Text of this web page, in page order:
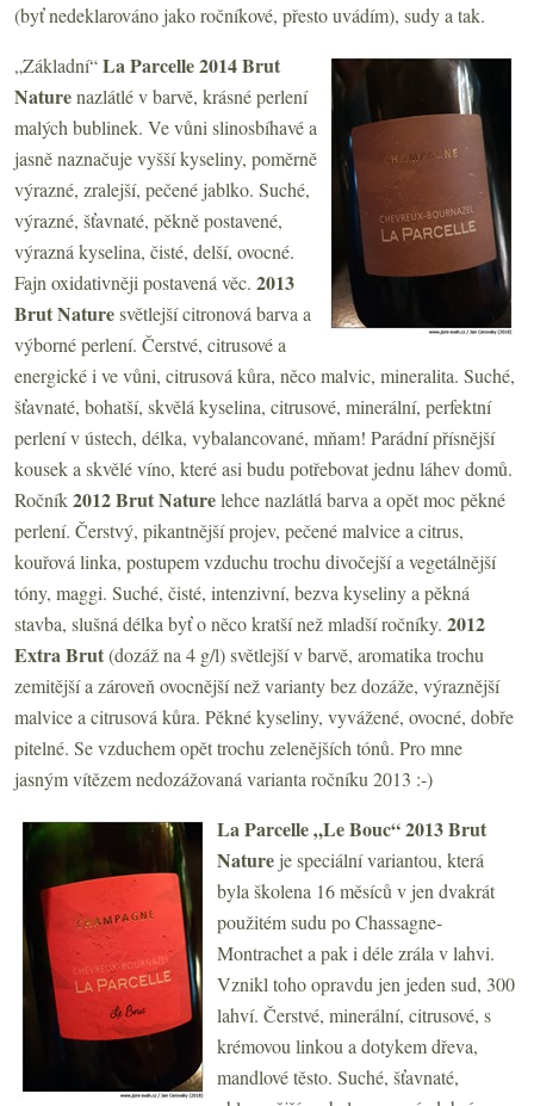
(byť nedeklarováno jako ročníkové, přesto uvádím), sudy a tak.
„Základní“La Parcelle 2014 Brut
Naturenazlátlé v barvě, krásné perlení
malých bublinek. Ve vůni slinosbíhavé a
jasně naznačuje vyšší kyseliny, poměrně
výrazné, zralejší, pečené jablko. Suché,
výrazné, šťavnaté, pěkně postavené,
výrazná kyselina, čisté, delší, ovocné.
Fajn oxidativněji postavená věc. 2013
Brut Naturesvětlejší citronová barva a
výborné perlení. Čerstvé, citrusové a
energické i ve vůni, citrusová kůra, něco malvic, mineralita. Suché,
šťavnaté, bohatší, skvělá kyselina, citrusové, minerální, perfektní
perlení v ústech, délka, vybalancované, mňam! Parádní přísnější
kousek a skvělé víno, které asi budu potřebovat jednu láhev domů.
Ročník2012 Brut Naturelehce nazlátlá barva a opět moc pěkné
perlení. Čerstvý, pikantnější projev, pečené malvice a citrus,
kouřová linka, postupem vzduchu trochu divočejší a vegetálnější
tóny, maggi. Suché, čisté, intenzivní, bezva kyseliny a pěkná
stavba, slušná délka byť o něco kratší než mladší ročníky. 2012
Extra Brut(dozáž na 4 g/l) světlejší v barvě, aromatika trochu
zemitější a zároveň ovocnější než varianty bez dozáže, výraznější
malvice a citrusová kůra. Pěkné kyseliny, vyvážené, ovocné, dobře
pitelné. Se vzduchem opět trochu zelenějších tónů. Pro mne
jasným vítězem nedozážovaná varianta ročníku 2013 :-)
La Parcelle „Le Bouc“ 2013 Brut
Nature je speciální variantou, která
byla školena 16 měsíců v jen dvakrát
použitém sudu po Chassagne-
Montrachet a pak i déle zrála v lahvi.
Vznikl toho opravdu jen jeden sud, 300
lahví. Čerstvé, minerální, citrusové, s
krémovou linkou a dotykem dřeva,
mandlové těsto. Suché, šťavnaté,